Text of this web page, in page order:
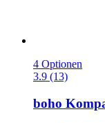
4 Optionen
3.9 (13)
boho